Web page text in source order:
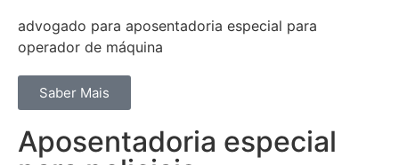
advogado para aposentadoria especial para
operador de máquina
Saber Mais
Aposentadoria especial